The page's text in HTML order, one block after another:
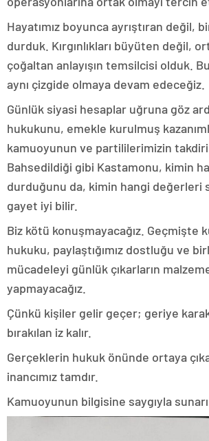
Hayatımız boyunca ayrıştıran değil,
durduk. Kırgınlıkları büyüten değil,
çoğaltan anlayışın temsilcisi olduk.
aynı çizgide olmaya devam edeceğiz.
Günlük siyasi hesaplar uğruna göz
hukukunu, emekle kurulmuş
kamuoyunun ve partililerimizin
Bahsedildiği gibi Kastamonu, kimin
durduğunu da, kimin hangi değerleri
gayet iyi bilir.
Biz kötü konuşmayacağız. Geçmişte
hukuku, paylaştığımız dostluğu ve
mücadeleyi günlük çıkarların
yapmayacağız.
Çünkü kişiler gelir geçer; geriye
bırakılan iz kalır.
Gerçeklerin hukuk önünde ortaya
inancımız tamdır.
Kamuoyunun bilgisine saygıyla